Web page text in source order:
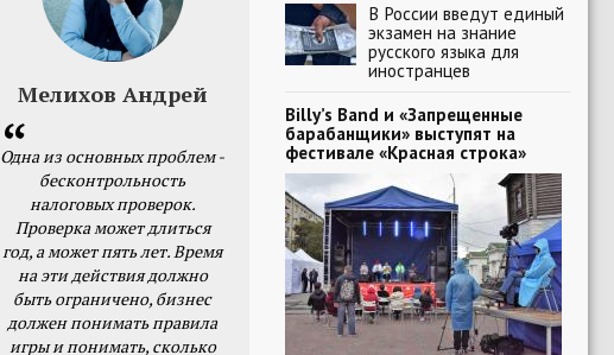
Мелихов Андрей
Одна из основных проблем -
бесконтрольность
налоговых проверок.
Проверка может длиться
год, а может пять лет. Время
на эти действия должно
быть ограничено, бизнес
должен понимать правила
игры и понимать, сколько
В России введут единый
экзамен на знание
русского языка для
иностранцев
Billy’s Band и «Запрещенные
барабанщики» выступят на
фестивале «Красная строка»